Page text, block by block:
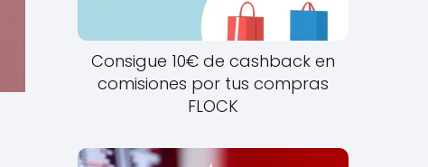
Consigue 10€ de cashback en
comisiones por tus compras
FLOCK